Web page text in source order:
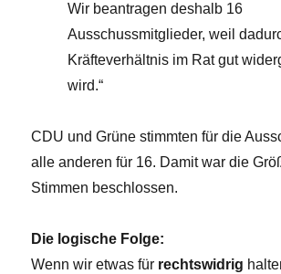
Wir beantragen deshalb 16
Ausschussmitglieder, weil
Kräfteverhältnis im Rat gut
wird.“
CDU und Grüne stimmten für die
alle anderen für 16. Damit war die
Stimmen beschlossen.
Die logische Folge:
Wenn wir etwas für rechtswidrig